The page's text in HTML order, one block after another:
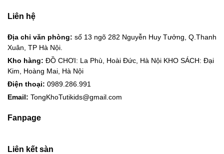
Liên hệ
Địa chỉ văn phòng: số 13 ngõ 282 Nguyễn Huy Tưởng, Q.Thanh
Xuân, TP Hà Nội.
Kho hàng: ĐỒ CHƠI: La Phù, Hoài Đức, Hà Nội KHO SÁCH: Đại
Kim, Hoàng Mai, Hà Nội
Điện thoại: 0989.286.991
Email: TongKhoTutikids@gmail.com
Fanpage
Liên kết sàn